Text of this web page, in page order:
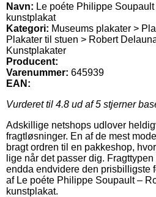
Navn: Le poéte Philippe
kunstplakat
Kategori: Museums plakater >
Plakater til stuen > Robert
Kunstplakater
Producent:
Varenummer: 645939
EAN:
Vurderet til 4.8 ud af 5 stjerner
Adskillige netshops udlover
fragtløsninger. En af de mest
bragt ordren til en pakkeshop,
lige når det passer dig.
endda endvidere den prisbilligste
af Le poéte Philippe Soupault –
kunstplakat.